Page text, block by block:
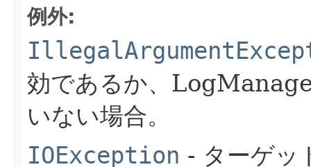
例外:
効であるか、
いない場合。
IOException - ターゲッ